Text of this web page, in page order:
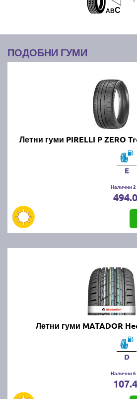
ABC
ПОДОБНИ ГУМИ
Летни гуми PIRELLI P ZERO
E
Налични
Летни гуми MATADOR
D
Налични